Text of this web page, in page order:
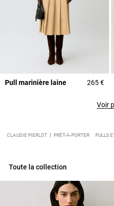
Pull marinière laine 265 €
Voir
CLAUDIE PIERLOT PRÊT-À-PORTER PULLS
Toute la collection